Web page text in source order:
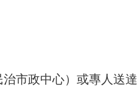
市政中心）或專人送達